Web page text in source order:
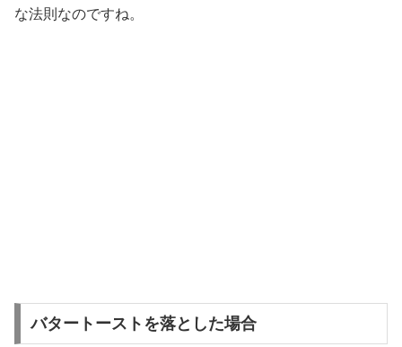
な法則なのですね。
バタートーストを落とした場合